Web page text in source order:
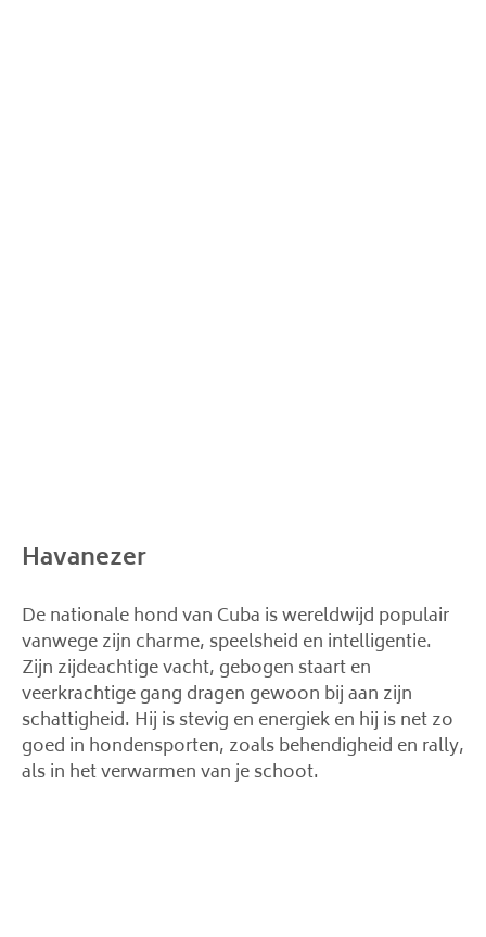
Havanezer
De nationale hond van Cuba is wereldwijd populair
vanwege zijn charme, speelsheid en intelligentie.
Zijn zijdeachtige vacht, gebogen staart en
veerkrachtige gang dragen gewoon bij aan zijn
schattigheid. Hij is stevig en energiek en hij is net zo
goed in hondensporten, zoals behendigheid en rally,
als in het verwarmen van je schoot.